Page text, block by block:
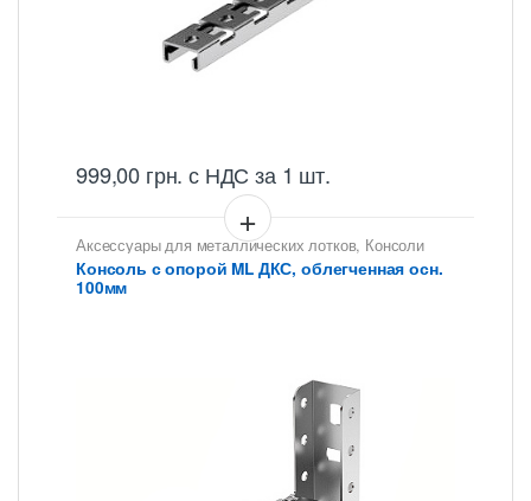
999,00 грн. с НДС за 1 шт.
Аксессуары для металлических лотков, Консоли
для сетчатых лотков
Консоль с опорой ML ДКС, облегченная осн.
100мм